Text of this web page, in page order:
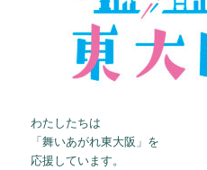
わたしたちは
「舞いあがれ東大阪」を
応援しています。